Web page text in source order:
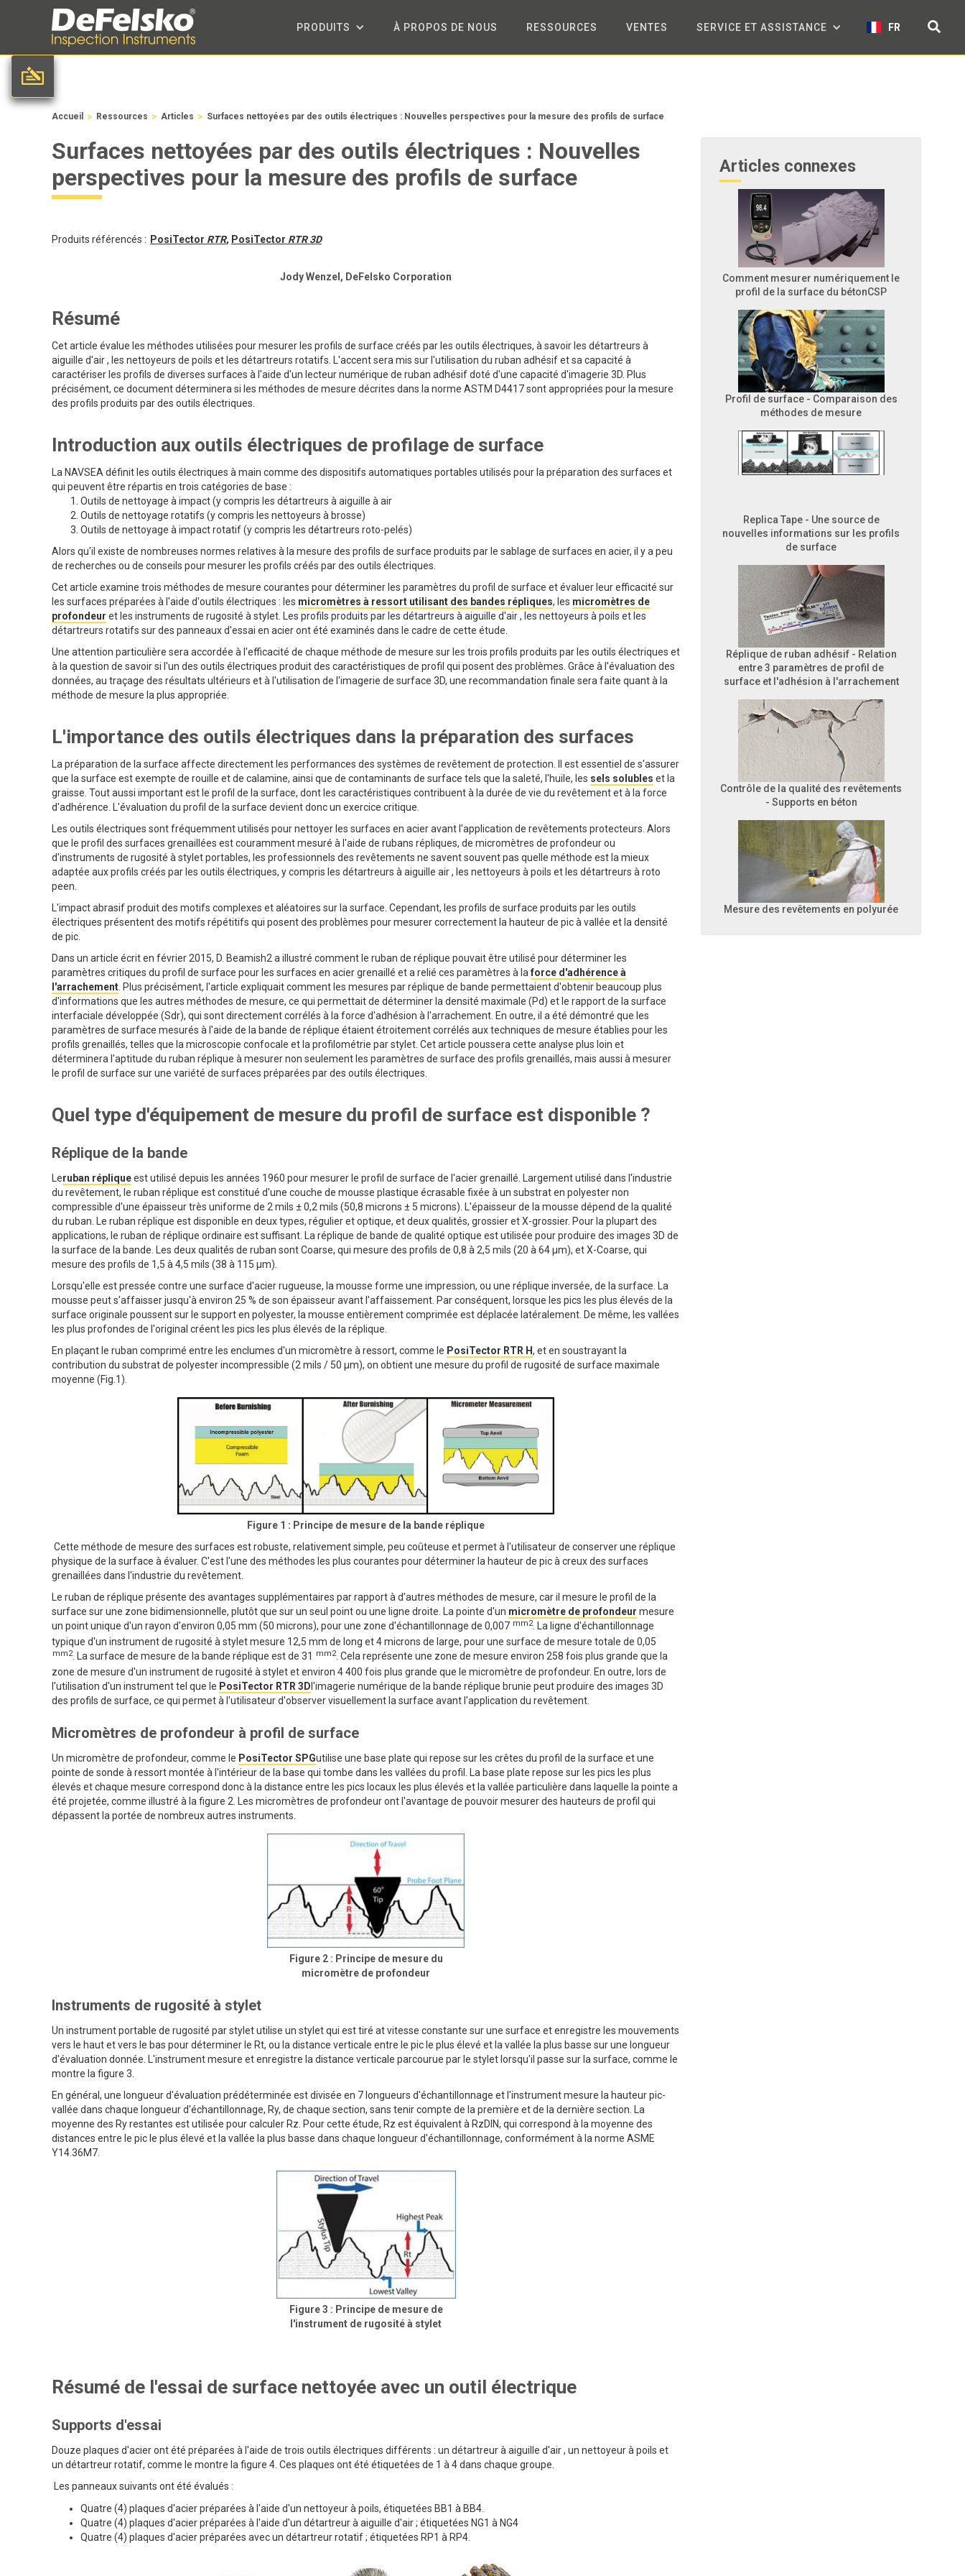
PRODUITS À PROPOS DE NOUS RESSOURCES VENTES SERVICE ET ASSISTANCE FR
Accueil > Ressources > Articles > Surfaces nettoyées par des outils électriques : Nouvelles perspectives pour la mesure des profils de surface
Surfaces nettoyées par des outils électriques : Nouvelles
perspectives pour la mesure des profils de surface
Produits référencés : PosiTector RTR, PosiTector RTR 3D
Jody Wenzel, DeFelsko Corporation
Résumé
Cet article évalue les méthodes utilisées pour mesurer les profils de surface créés par les outils électriques, à savoir les détartreurs à
aiguille d'air , les nettoyeurs de poils et les détartreurs rotatifs. L'accent sera mis sur l'utilisation du ruban adhésif et sa capacité à
caractériser les profils de diverses surfaces à l'aide d'un lecteur numérique de ruban adhésif doté d'une capacité d'imagerie 3D. Plus
précisément, ce document déterminera si les méthodes de mesure décrites dans la norme ASTM D4417 sont appropriées pour la mesure
des profils produits par des outils électriques.
Introduction aux outils électriques de profilage de surface
La NAVSEA définit les outils électriques à main comme des dispositifs automatiques portables utilisés pour la préparation des surfaces et
qui peuvent être répartis en trois catégories de base :
Outils de nettoyage à impact (y compris les détartreurs à aiguille à air
Outils de nettoyage rotatifs (y compris les nettoyeurs à brosse)
Outils de nettoyage à impact rotatif (y compris les détartreurs roto-pelés)
Alors qu'il existe de nombreuses normes relatives à la mesure des profils de surface produits par le sablage de surfaces en acier, il y a peu
de recherches ou de conseils pour mesurer les profils créés par des outils électriques.
Cet article examine trois méthodes de mesure courantes pour déterminer les paramètres du profil de surface et évaluer leur efficacité sur
les surfaces préparées à l'aide d'outils électriques : les micromètres à ressort utilisant des bandes répliques, les micromètres de
profondeur et les instruments de rugosité à stylet. Les profils produits par les détartreurs à aiguille d'air , les nettoyeurs à poils et les
détartreurs rotatifs sur des panneaux d'essai en acier ont été examinés dans le cadre de cette étude.
Une attention particulière sera accordée à l'efficacité de chaque méthode de mesure sur les trois profils produits par les outils électriques et
à la question de savoir si l'un des outils électriques produit des caractéristiques de profil qui posent des problèmes. Grâce à l'évaluation des
données, au traçage des résultats ultérieurs et à l'utilisation de l'imagerie de surface 3D, une recommandation finale sera faite quant à la
méthode de mesure la plus appropriée.
L'importance des outils électriques dans la préparation des surfaces
La préparation de la surface affecte directement les performances des systèmes de revêtement de protection. Il est essentiel de s'assurer
que la surface est exempte de rouille et de calamine, ainsi que de contaminants de surface tels que la saleté, l'huile, les sels solubles et la
graisse. Tout aussi important est le profil de la surface, dont les caractéristiques contribuent à la durée de vie du revêtement et à la force
d'adhérence. L'évaluation du profil de la surface devient donc un exercice critique.
Les outils électriques sont fréquemment utilisés pour nettoyer les surfaces en acier avant l'application de revêtements protecteurs. Alors
que le profil des surfaces grenaillées est couramment mesuré à l'aide de rubans répliques, de micromètres de profondeur ou
d'instruments de rugosité à stylet portables, les professionnels des revêtements ne savent souvent pas quelle méthode est la mieux
adaptée aux profils créés par les outils électriques, y compris les détartreurs à aiguille air , les nettoyeurs à poils et les détartreurs à roto
peen.
L'impact abrasif produit des motifs complexes et aléatoires sur la surface. Cependant, les profils de surface produits par les outils
électriques présentent des motifs répétitifs qui posent des problèmes pour mesurer correctement la hauteur de pic à vallée et la densité
de pic.
Dans un article écrit en février 2015, D. Beamish2 a illustré comment le ruban de réplique pouvait être utilisé pour déterminer les
paramètres critiques du profil de surface pour les surfaces en acier grenaillé et a relié ces paramètres à la force d'adhérence à
l'arrachement . Plus précisément, l'article expliquait comment les mesures par réplique de bande permettaient d'obtenir beaucoup plus
d'informations que les autres méthodes de mesure, ce qui permettait de déterminer la densité maximale (Pd) et le rapport de la surface
interfaciale développée (Sdr), qui sont directement corrélés à la force d'adhésion à l'arrachement. En outre, il a été démontré que les
paramètres de surface mesurés à l'aide de la bande de réplique étaient étroitement corrélés aux techniques de mesure établies pour les
profils grenaillés, telles que la microscopie confocale et la profilométrie par stylet. Cet article poussera cette analyse plus loin et
déterminera l'aptitude du ruban réplique à mesurer non seulement les paramètres de surface des profils grenaillés, mais aussi à mesurer
le profil de surface sur une variété de surfaces préparées par des outils électriques.
Quel type d'équipement de mesure du profil de surface est disponible ?
Réplique de la bande
Leruban répliqueest utilisé depuis les années 1960 pour mesurer le profil de surface de l'acier grenaillé. Largement utilisé dans l'industrie
du revêtement, le ruban réplique est constitué d'une couche de mousse plastique écrasable fixée à un substrat en polyester non
compressible d'une épaisseur très uniforme de 2 mils ± 0,2 mils (50,8 microns ± 5 microns). L'épaisseur de la mousse dépend de la qualité
du ruban. Le ruban réplique est disponible en deux types, régulier et optique, et deux qualités, grossier et X-grossier. Pour la plupart des
applications, le ruban de réplique ordinaire est suffisant. La réplique de bande de qualité optique est utilisée pour produire des images 3D de
la surface de la bande. Les deux qualités de ruban sont Coarse, qui mesure des profils de 0,8 à 2,5 mils (20 à 64 µm), et X-Coarse, qui
mesure des profils de 1,5 à 4,5 mils (38 à 115 µm).
Lorsqu'elle est pressée contre une surface d'acier rugueuse, la mousse forme une impression, ou une réplique inversée, de la surface. La
mousse peut s'affaisser jusqu'à environ 25 % de son épaisseur avant l'affaissement. Par conséquent, lorsque les pics les plus élevés de la
surface originale poussent sur le support en polyester, la mousse entièrement comprimée est déplacée latéralement. De même, les vallées
les plus profondes de l'original créent les pics les plus élevés de la réplique.
En plaçant le ruban comprimé entre les enclumes d'un micromètre à ressort, comme le PosiTector RTR H, et en soustrayant la
contribution du substrat de polyester incompressible (2 mils / 50 µm), on obtient une mesure du profil de rugosité de surface maximale
moyenne (Fig.1).
Figure 1 : Principe de mesure de la bande réplique
Cette méthode de mesure des surfaces est robuste, relativement simple, peu coûteuse et permet à l'utilisateur de conserver une réplique
physique de la surface à évaluer. C'est l'une des méthodes les plus courantes pour déterminer la hauteur de pic à creux des surfaces
grenaillées dans l'industrie du revêtement.
Le ruban de réplique présente des avantages supplémentaires par rapport à d'autres méthodes de mesure, car il mesure le profil de la
surface sur une zone bidimensionnelle, plutôt que sur un seul point ou une ligne droite. La pointe d'un micromètre de profondeur mesure
un point unique d'un rayon d'environ 0,05 mm (50 microns), pour une zone d'échantillonnage de 0,007 mm2. La ligne d'échantillonnage
typique d'un instrument de rugosité à stylet mesure 12,5 mm de long et 4 microns de large, pour une surface de mesure totale de 0,05
mm2. La surface de mesure de la bande réplique est de 31 mm2. Cela représente une zone de mesure environ 258 fois plus grande que la
zone de mesure d'un instrument de rugosité à stylet et environ 4 400 fois plus grande que le micromètre de profondeur. En outre, lors de
l'utilisation d'un instrument tel que le PosiTector RTR 3D l'imagerie numérique de la bande réplique brunie peut produire des images 3D
des profils de surface, ce qui permet à l'utilisateur d'observer visuellement la surface avant l'application du revêtement.
Micromètres de profondeur à profil de surface
Un micromètre de profondeur, comme le PosiTector SPGutilise une base plate qui repose sur les crêtes du profil de la surface et une
pointe de sonde à ressort montée à l'intérieur de la base qui tombe dans les vallées du profil. La base plate repose sur les pics les plus
élevés et chaque mesure correspond donc à la distance entre les pics locaux les plus élevés et la vallée particulière dans laquelle la pointe a
été projetée, comme illustré à la figure 2. Les micromètres de profondeur ont l'avantage de pouvoir mesurer des hauteurs de profil qui
dépassent la portée de nombreux autres instruments.
Figure 2 : Principe de mesure du
micromètre de profondeur
Instruments de rugosité à stylet
Un instrument portable de rugosité par stylet utilise un stylet qui est tiré at vitesse constante sur une surface et enregistre les mouvements
vers le haut et vers le bas pour déterminer le Rt, ou la distance verticale entre le pic le plus élevé et la vallée la plus basse sur une longueur
d'évaluation donnée. L'instrument mesure et enregistre la distance verticale parcourue par le stylet lorsqu'il passe sur la surface, comme le
montre la figure 3.
En général, une longueur d'évaluation prédéterminée est divisée en 7 longueurs d'échantillonnage et l'instrument mesure la hauteur pic-
vallée dans chaque longueur d'échantillonnage, Ry, de chaque section, sans tenir compte de la première et de la dernière section. La
moyenne des Ry restantes est utilisée pour calculer Rz. Pour cette étude, Rz est équivalent à RzDIN, qui correspond à la moyenne des
distances entre le pic le plus élevé et la vallée la plus basse dans chaque longueur d'échantillonnage, conformément à la norme ASME
Y14.36M7.
Figure 3 : Principe de mesure de
l'instrument de rugosité à stylet
Résumé de l'essai de surface nettoyée avec un outil électrique
Supports d'essai
Douze plaques d'acier ont été préparées à l'aide de trois outils électriques différents : un détartreur à aiguille d'air , un nettoyeur à poils et
un détartreur rotatif, comme le montre la figure 4. Ces plaques ont été étiquetées de 1 à 4 dans chaque groupe.
Les panneaux suivants ont été évalués :
Quatre (4) plaques d'acier préparées à l'aide d'un nettoyeur à poils, étiquetées BB1 à BB4.
Quatre (4) plaques d'acier préparées à l'aide d'un détartreur à aiguille d'air ; étiquetées NG1 à NG4
Quatre (4) plaques d'acier préparées avec un détartreur rotatif ; étiquetées RP1 à RP4.
Articles connexes
Comment mesurer numériquement le
profil de la surface du bétonCSP
Profil de surface - Comparaison des
méthodes de mesure
Replica Tape - Une source de
nouvelles informations sur les profils
de surface
Réplique de ruban adhésif - Relation
entre 3 paramètres de profil de
surface et l'adhésion à l'arrachement
Contrôle de la qualité des revêtements
- Supports en béton
Mesure des revêtements en polyurée